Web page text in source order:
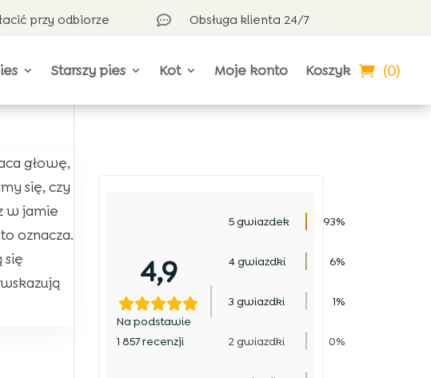
przy odbiorze  Obsługa klienta 24/7
Starszy pies Kot Moje konto Koszyk (0)
głowę,
się, czy
w jamie
oznacza.
się
4,9
Na podstawie
1 857 recenzji
5 gwiazdek 93%
4 gwiazdki 6%
3 gwiazdki 1%
2 gwiazdki 0%